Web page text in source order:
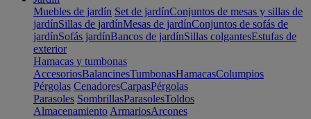
Muebles de jardín Set de jardínConjuntos de mesas y sillas de
jardínSillas de jardínMesas de jardínConjuntos de sofás de
jardínSofás jardínBancos de jardínSillas colgantesEstufas de
exterior
Hamacas y tumbonas
AccesoriosBalancinesTumbonasHamacasColumpios
Pérgolas CenadoresCarpasPérgolas
Parasoles SombrillasParasolesToldos
Almacenamiento ArmariosArcones